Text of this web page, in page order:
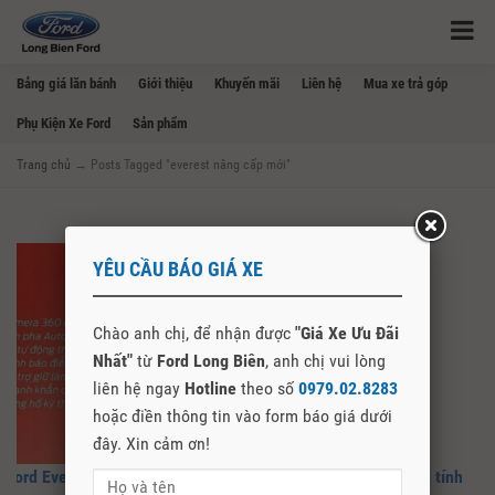
Bảng giá lăn bánh Giới thiệu Khuyến mãi Liên hệ Mua xe trả góp
Phụ Kiện Xe Ford Sản phẩm
Trang chủ → Posts Tagged "everest nâng cấp mới"
Ford Everest Titanium 4×2 bản nâng cấp mới bổ sung nhiều tính
YÊU CẦU BÁO GIÁ XE
Chào anh chị, để nhận được "Giá Xe Ưu Đãi
Nhất" từ Ford Long Biên, anh chị vui lòng
liên hệ ngay Hotline theo số 0979.02.8283
hoặc điền thông tin vào form báo giá dưới
đây. Xin cảm ơn!